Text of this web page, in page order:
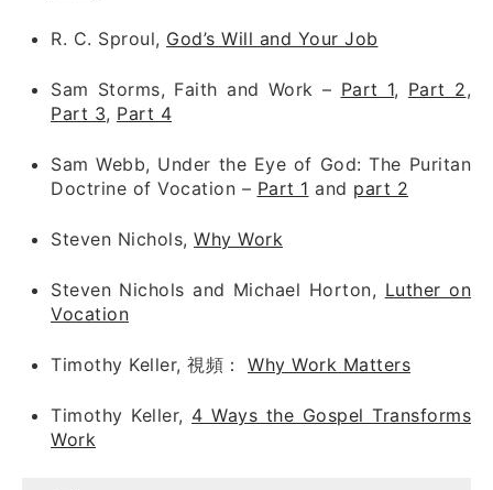
R. C. Sproul, God’s Will and Your Job
Sam Storms, Faith and Work – Part 1, Part 2,
Part 3, Part 4
Sam Webb, Under the Eye of God: The Puritan
Doctrine of Vocation – Part 1 and part 2
Steven Nichols, Why Work
Steven Nichols and Michael Horton, Luther on
Vocation
Timothy Keller, 視頻： Why Work Matters
Timothy Keller, 4 Ways the Gospel Transforms
Work